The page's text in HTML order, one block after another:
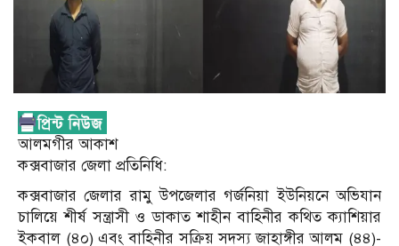
আলমগীর আকাশ
কক্সবাজার জেলা প্রতিনিধি:
কক্সবাজার জেলার রামু উপজেলার গর্জনিয়া ইউনিয়নে অভিযান
চালিয়ে শীর্ষ সন্ত্রাসী ও ডাকাত শাহীন বাহিনীর কথিত ক্যাশিয়ার
ইকবাল (৪০) এবং বাহিনীর সক্রিয় সদস্য জাহাঙ্গীর আলম (৪৪)-